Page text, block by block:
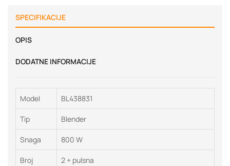
SPECIFIKACIJE
OPIS
DODATNE INFORMACIJE
Model BL438831
Tip Blender
Snaga 800 W
Broj
2 + pulsna